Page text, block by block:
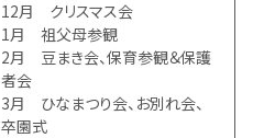
12月 クリスマス会
1月 祖父母参観
2月 豆まき会、保育参観＆保護
者会
3月 ひなまつり会、お別れ会、
卒園式